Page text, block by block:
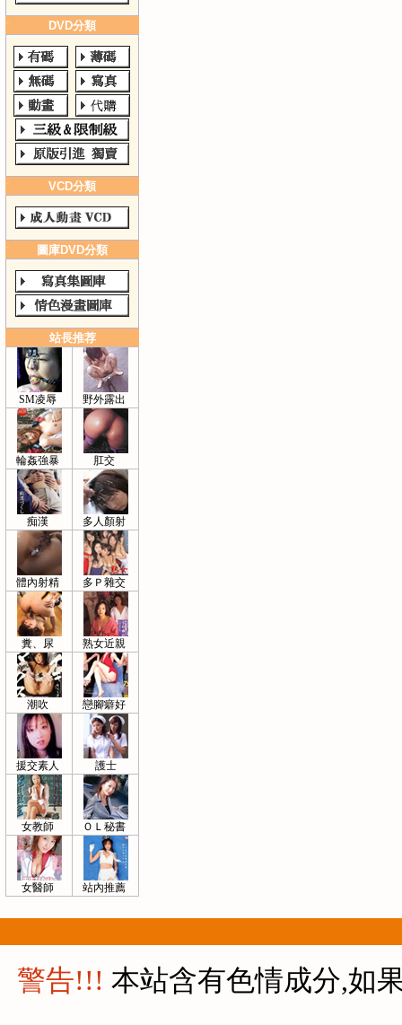
DVD分類
VCD分類
圖庫DVD分類
站長推荐
SM凌辱 野外露出
輪姦強暴 肛交
痴漢 多人顏射
體內射精 多Ｐ雜交
糞、尿 熟女近親
潮吹 戀腳癖好
援交素人 護士
女教師 ＯＬ秘書
女醫師 站內推薦
警告!!! 本站含有色情成分,如